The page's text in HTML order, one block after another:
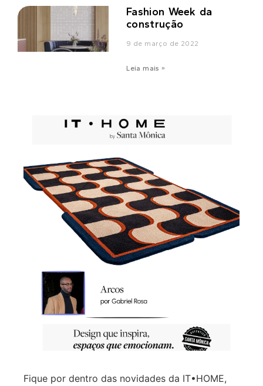
Fashion Week da
construção
9 de março de 2022
Leia mais »
Fique por dentro das novidades da IT•HOME,